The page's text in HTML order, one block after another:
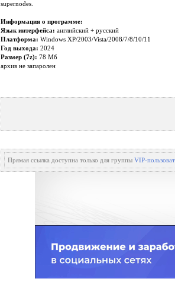
supernodes.
Информация о программе:
Язык интерфейса: английский + русский
Платформа: Windows XP/2003/Vista/2008/7/8/10/11
Год выхода: 2024
Размер (7z): 78 Мб
архив не запаролен
Прямая ссылка доступна только для группы VIP-